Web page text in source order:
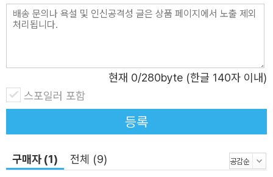
발전시킬 수 있다면 과학이 교양이 되는 것은 그리 어려운
일이 아닐지도 모릅니다. <물리박사 김상욱의 수상한 연구
동기를 불러일으키는 책이 될 수 있기를 바랍니다.
현재 0/280byte (한글 140자 이내)
스포일러 포함
등록
구매자 (1) 전체 (9)